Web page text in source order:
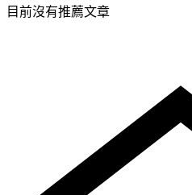
目前沒有推薦文章